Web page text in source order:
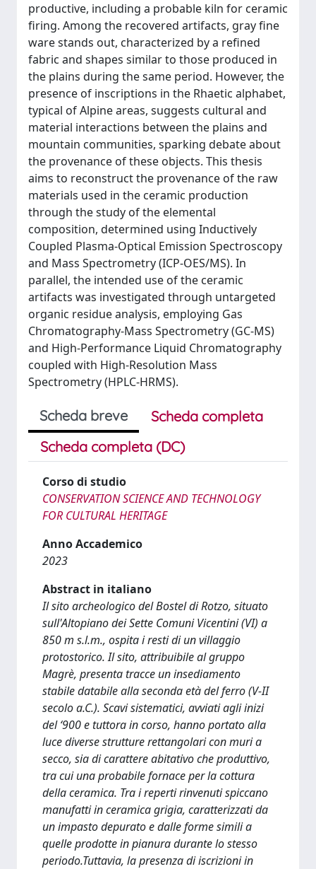
productive, including a probable kiln for ceramic
firing. Among the recovered artifacts, gray fine
ware stands out, characterized by a refined
fabric and shapes similar to those produced in
the plains during the same period. However, the
presence of inscriptions in the Rhaetic alphabet,
typical of Alpine areas, suggests cultural and
material interactions between the plains and
mountain communities, sparking debate about
the provenance of these objects. This thesis
aims to reconstruct the provenance of the raw
materials used in the ceramic production
through the study of the elemental
composition, determined using Inductively
Coupled Plasma-Optical Emission Spectroscopy
and Mass Spectrometry (ICP-OES/MS). In
parallel, the intended use of the ceramic
artifacts was investigated through untargeted
organic residue analysis, employing Gas
Chromatography-Mass Spectrometry (GC-MS)
and High-Performance Liquid Chromatography
coupled with High-Resolution Mass
Spectrometry (HPLC-HRMS).
Scheda breve
Scheda completa
Scheda completa (DC)
Corso di studio
CONSERVATION SCIENCE AND TECHNOLOGY
FOR CULTURAL HERITAGE
Anno Accademico
2023
Abstract in italiano
Il sito archeologico del Bostel di Rotzo, situato
sull'Altopiano dei Sette Comuni Vicentini (VI) a
850 m s.l.m., ospita i resti di un villaggio
protostorico. Il sito, attribuibile al gruppo
Magrè, presenta tracce un insediamento
stabile databile alla seconda età del ferro (V-II
secolo a.C.). Scavi sistematici, avviati agli inizi
del ‘900 e tuttora in corso, hanno portato alla
luce diverse strutture rettangolari con muri a
secco, sia di carattere abitativo che produttivo,
tra cui una probabile fornace per la cottura
della ceramica. Tra i reperti rinvenuti spiccano
manufatti in ceramica grigia, caratterizzati da
un impasto depurato e dalle forme simili a
quelle prodotte in pianura durante lo stesso
periodo.Tuttavia, la presenza di iscrizioni in